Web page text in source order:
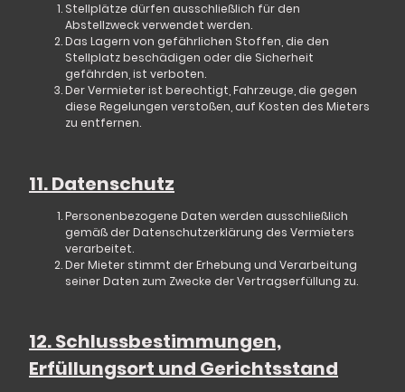
Stellplätze dürfen ausschließlich für den
Abstellzweck verwendet werden.
Das Lagern von gefährlichen Stoffen, die den
Stellplatz beschädigen oder die Sicherheit
gefährden, ist verboten.
Der Vermieter ist berechtigt, Fahrzeuge, die gegen
diese Regelungen verstoßen, auf Kosten des Mieters
zu entfernen.
11. Datenschutz
Personenbezogene Daten werden ausschließlich
gemäß derDatenschutzerklärung des Vermieters
verarbeitet.
Der Mieter stimmt der Erhebung und Verarbeitung
seiner Daten zum Zwecke der Vertragserfüllung zu.
12. Schlussbestimmungen,
Erfüllungsort und Gerichtsstand